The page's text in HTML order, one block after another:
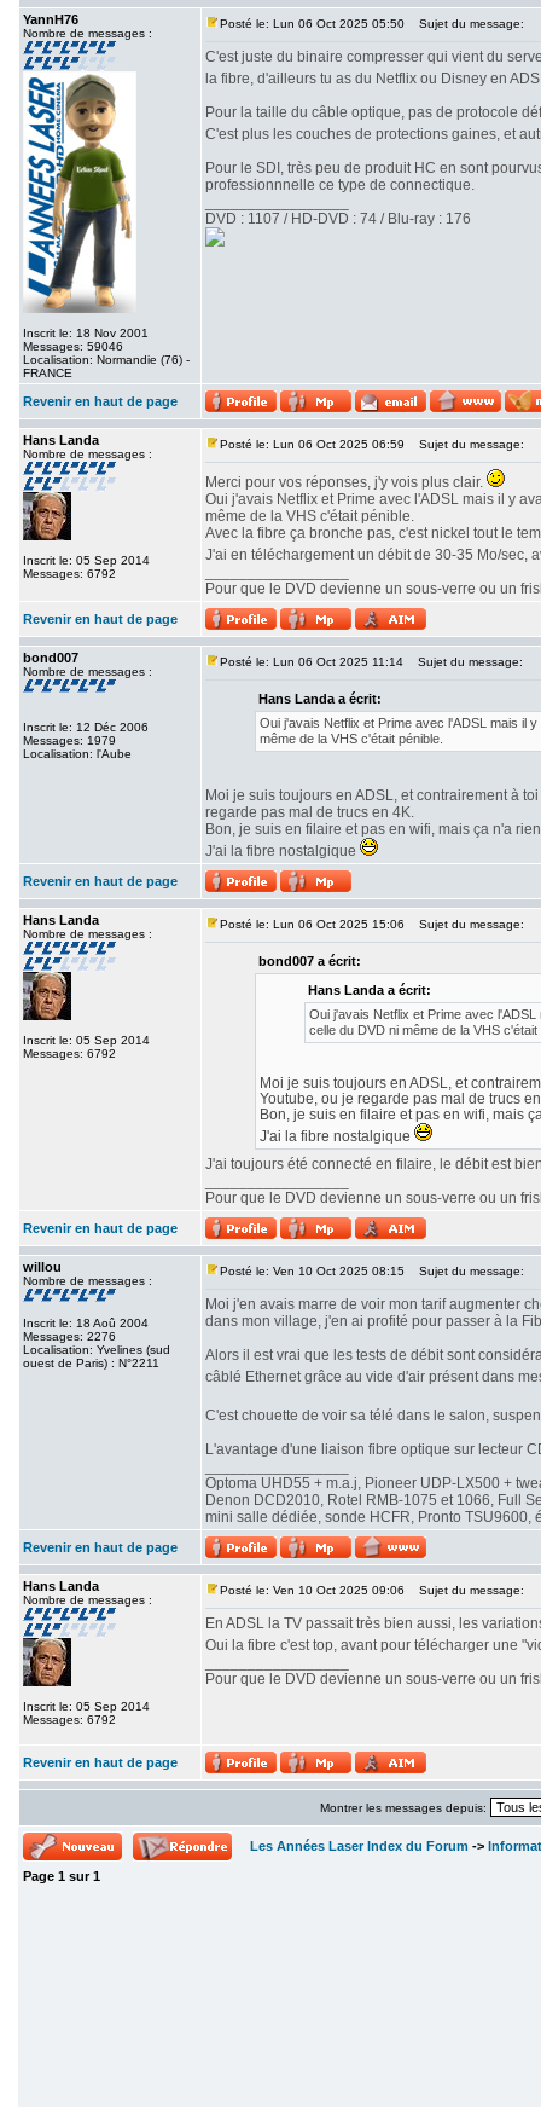
YannH76
Nombre de messages :
Inscrit le: 18 Nov 2001
Messages: 59046
Localisation: Normandie (76) -
FRANCE
Posté le: Lun 06 Oct 2025 05:50 Sujet du message:
C'est juste du binaire compresser qui vient du
la fibre, d'ailleurs tu as du Netflix ou Disney en
Pour la taille du câble optique, pas de protocole
C'est plus les couches de protections gaines, et
Pour le SDI, très peu de produit HC en sont
professionnnelle ce type de connectique.
DVD : 1107 / HD-DVD : 74 / Blu-ray : 176
Revenir en haut de page
Hans Landa
Nombre de messages :
Inscrit le: 05 Sep 2014
Messages: 6792
Posté le: Lun 06 Oct 2025 06:59 Sujet du message:
Merci pour vos réponses, j'y vois plus clair.
Oui j'avais Netflix et Prime avec l'ADSL mais il y
même de la VHS c'était pénible.
Avec la fibre ça bronche pas, c'est nickel tout le
J'ai en téléchargement un débit de 30-35 Mo/sec,
Pour que le DVD devienne un sous-verre ou un
Revenir en haut de page
bond007
Nombre de messages :
Inscrit le: 12 Déc 2006
Messages: 1979
Localisation: l'Aube
Posté le: Lun 06 Oct 2025 11:14 Sujet du message:
Hans Landa a écrit:
Oui j'avais Netflix et Prime avec l'ADSL mais il
même de la VHS c'était pénible.
Moi je suis toujours en ADSL, et contrairement à
regarde pas mal de trucs en 4K.
Bon, je suis en filaire et pas en wifi, mais ça n'a
J'ai la fibre nostalgique
Revenir en haut de page
Hans Landa
Nombre de messages :
Inscrit le: 05 Sep 2014
Messages: 6792
Posté le: Lun 06 Oct 2025 15:06 Sujet du message:
bond007 a écrit:
Hans Landa a écrit:
Oui j'avais Netflix et Prime avec
celle du DVD ni même de la VHS c'était
Moi je suis toujours en ADSL, et
Youtube, ou je regarde pas mal de trucs
Bon, je suis en filaire et pas en wifi, mais
J'ai la fibre nostalgique
J'ai toujours été connecté en filaire, le débit est
Pour que le DVD devienne un sous-verre ou un
Revenir en haut de page
willou
Nombre de messages :
Inscrit le: 18 Aoû 2004
Messages: 2276
Localisation: Yvelines (sud
ouest de Paris) : N°2211
Posté le: Ven 10 Oct 2025 08:15 Sujet du message:
Moi j'en avais marre de voir mon tarif augmenter
dans mon village, j'en ai profité pour passer à la
Alors il est vrai que les tests de débit sont
câblé Ethernet grâce au vide d'air présent dans
C'est chouette de voir sa télé dans le salon,
L'avantage d'une liaison fibre optique sur lecteur
Optoma UHD55 + m.a.j, Pioneer UDP-LX500 +
Denon DCD2010, Rotel RMB-1075 et 1066, Full
mini salle dédiée, sonde HCFR, Pronto TSU9600,
Revenir en haut de page
Hans Landa
Nombre de messages :
Inscrit le: 05 Sep 2014
Messages: 6792
Posté le: Ven 10 Oct 2025 09:06 Sujet du message:
En ADSL la TV passait très bien aussi, les
Oui la fibre c'est top, avant pour télécharger une
Pour que le DVD devienne un sous-verre ou un
Revenir en haut de page
Montrer les messages depuis:
Les Années Laser Index du Forum ->
Page 1 sur1